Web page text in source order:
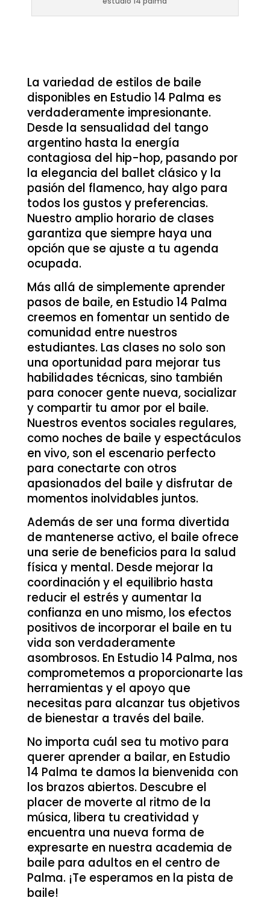
La variedad de estilos de baile
disponibles en Estudio 14 Palma es
verdaderamente impresionante.
Desde la sensualidad del tango
argentino hasta la energía
contagiosa del hip-hop, pasando por
la elegancia del ballet clásico y la
pasión del flamenco, hay algo para
todos los gustos y preferencias.
Nuestro amplio horario de clases
garantiza que siempre haya una
opción que se ajuste a tu agenda
ocupada.
Más allá de simplemente aprender
pasos de baile, en Estudio 14 Palma
creemos en fomentar un sentido de
comunidad entre nuestros
estudiantes. Las clases no solo son
una oportunidad para mejorar tus
habilidades técnicas, sino también
para conocer gente nueva, socializar
y compartir tu amor por el baile.
Nuestros eventos sociales regulares,
como noches de baile y espectáculos
en vivo, son el escenario perfecto
para conectarte con otros
apasionados del baile y disfrutar de
momentos inolvidables juntos.
Además de ser una forma divertida
de mantenerse activo, el baile ofrece
una serie de beneficios para la salud
física y mental. Desde mejorar la
coordinación y el equilibrio hasta
reducir el estrés y aumentar la
confianza en uno mismo, los efectos
positivos de incorporar el baile en tu
vida son verdaderamente
asombrosos. En Estudio 14 Palma, nos
comprometemos a proporcionarte las
herramientas y el apoyo que
necesitas para alcanzar tus objetivos
de bienestar a través del baile.
No importa cuál sea tu motivo para
querer aprender a bailar, en Estudio
14 Palma te damos la bienvenida con
los brazos abiertos. Descubre el
placer de moverte al ritmo de la
música, libera tu creatividad y
encuentra una nueva forma de
expresarte en nuestra academia de
baile para adultos en el centro de
Palma. ¡Te esperamos en la pista de
baile!